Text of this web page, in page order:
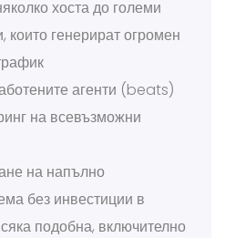
хоста до големи
които генерират огромен
агенти (beats)
на всевъзможни
на напълно
без инвестиции в
подобна, включително